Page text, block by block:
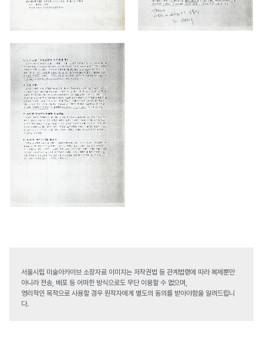
서울시립 미술아카이브 소장자료 이미지는 저작권법 등 관계법령에 따라 복제뿐만
아니라 전송, 배포 등 어떠한 방식으로도 무단 이용할 수 없으며,
영리적인 목적으로 사용할 경우 원작자에게 별도의 동의를 받아야함을 알려드립니
다.